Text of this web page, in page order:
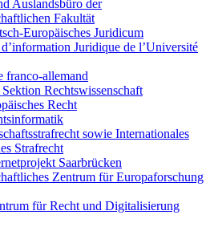
Auslandsbüro der
Fakultät
Europäisches Juridicum
Juridique de l’Université
franco-allemand
Rechtswissenschaft
Recht
sowie Internationales
Strafrecht
Saarbrücken
Zentrum für Europaforschung
für Recht und Digitalisierung